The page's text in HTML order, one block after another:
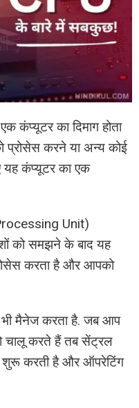
कंप्यूटर का दिमाग होता
प्रोसेस करने या अन्य कोई
यह कंप्यूटर का एक
Unit)
को समझने के बाद यह
करता है और आपको
भी मैनेज करता है. जब आप
चालू करते हैं तब सेंट्रल
शुरू करती है और ऑपरेटिंग